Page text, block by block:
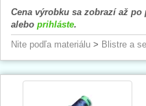
Cena výrobku sa zobrazí až
alebo prihláste.
Nite podľa materiálu > Blistre a